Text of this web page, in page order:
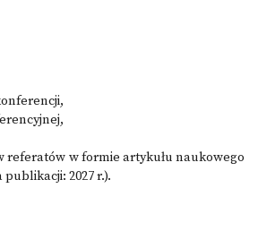
w formie artykułu naukowego
2027 r.).